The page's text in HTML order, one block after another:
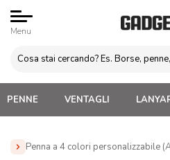
Menu
PENNE VENTAGLI
Penna a 4 colori personalizzabile